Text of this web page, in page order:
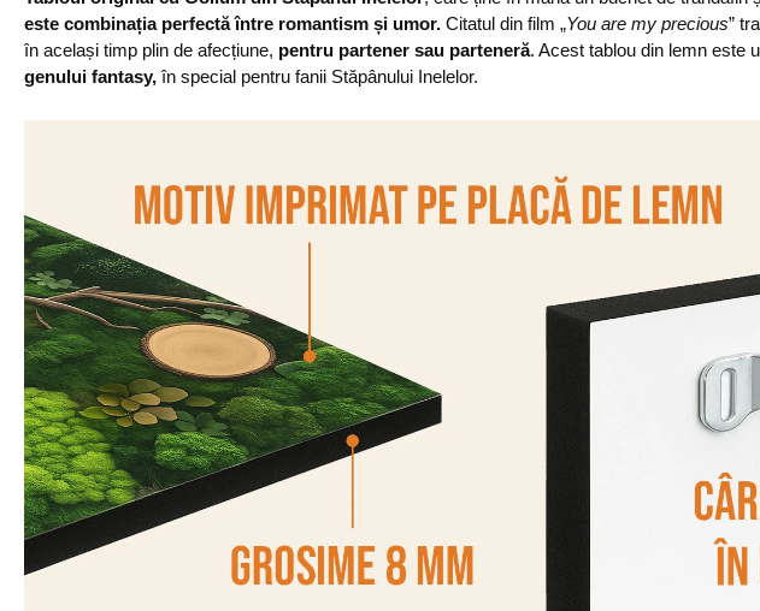
este combinația perfectă între romantism și umor. Citatul din film „You are my precious”
în același timp plin de afecțiune, pentru partener sau parteneră. Acest tablou din lemn este
genului fantasy,în special pentru fanii Stăpânului Inelelor.